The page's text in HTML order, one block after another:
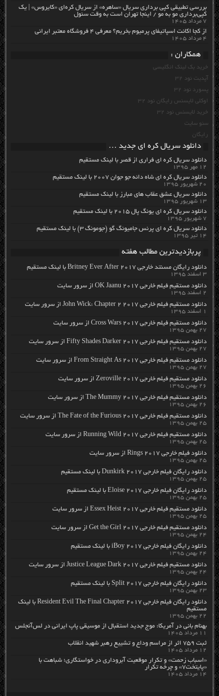
بررسی تطبیقی کپی برداری سریال «ساهره» از سریال کره‌ای «کایروس» | یک
کپی‌برداری مو به مو / اینجا تهران است به وقت سئول
۷ مرداد ۱۴۰۵
از کجا اکانت اسپاتیفای پرمیوم بخریم؟ معرفی ۴ فروشگاه معتبر ایرانی
۴ مرداد ۱۴۰۵
همکاران :
خرید بک لینک انگلیسی
آپدیت نود 32
پسورد نود 32
اوکلی لایسنس رایگان نود 32
خرید لایسنس نود 32
سئو سایت
رایگان
دانلود سریال کره ای جدید …
دانلود سریال کره ای فراری از قصر با لینک مستقیم
۱۲ مهر ۱۳۹۵
دانلود سریال کره ای شاه دائه جو جوان ۲۰۰۷ با لینک مستقیم
۲۰ شهریور ۱۳۹۵
دانلود سریال عشق عقاب های مبارز با لینک مستقیم
۱۳ شهریور ۱۳۹۵
دانلود سریال کره ای یونگ پال ۲۰۱۵ با لینک مستقیم
۷ شهریور ۱۳۹۵
دانلود سریال کره ای پرنس جامیونگ گو (جومونگ ۳) با لینک مستقیم
۱۴ تیر ۱۳۹۵
پربازدیدترین مطالب هفته
دانلود رایگان مسنتد خارجی Britney Ever After 2017 با لینک مستقیم
۳ اسفند ۱۳۹۵
دانلود مستقیم فیلم خارجی OK Jaanu 2017 از سرور سایت
۲ اسفند ۱۳۹۵
دانلود مستقیم فیلم خارجی John Wick: Chapter 2 2017 از سرور سایت
۱ اسفند ۱۳۹۵
دانلود مستقیم فیلم خارجی Cross Wars 2017 از سرور سایت
۲۷ بهمن ۱۳۹۵
دانلود مستقیم فیلم خارجی Fifty Shades Darker 2017 از سرور سایت
۲۷ بهمن ۱۳۹۵
دانلود مستقیم فیلم خارجی From Straight As 2017 از سرور سایت
۲۷ بهمن ۱۳۹۵
دانلود مستقیم فیلم خارجی Zeroville 2017 از سرور سایت
۲۶ بهمن ۱۳۹۵
دانلود مستقیم فیلم خارجی The Mummy 2017 از سرور سایت
۲۶ بهمن ۱۳۹۵
دانلود مستقیم فیلم خارجی The Fate of the Furious 2017 از سرور سایت
۲۵ بهمن ۱۳۹۵
دانلود مستقیم فیلم خارجی Running Wild 2017 از سرور سایت
۲۵ بهمن ۱۳۹۵
دانلود فیلم خارجی Rings 2017 از سرور سایت
۲۵ بهمن ۱۳۹۵
دانلود رایگان فیلم خارجی Dunkirk 2017 با لینک مستقیم
۲۵ بهمن ۱۳۹۵
دانلود رایگان فیلم خارجی Eloise 2017 با لینک مستقیم
۲۵ بهمن ۱۳۹۵
دانلود مستقیم فیلم خارجی Essex Heist 2017 از سرور سایت
۲۵ بهمن ۱۳۹۵
دانلود مستقیم فیلم خارجی Get the Girl 2017 از سرور سایت
۲۴ بهمن ۱۳۹۵
دانلود رایگان فیلم خارجی iBoy 2017 با لینک مستقیم
۲۴ بهمن ۱۳۹۵
دانلود مستقیم فیلم خارجی Justice League Dark 2017 از سرور سایت
۲۴ بهمن ۱۳۹۵
دانلود رایگان فیلم خارجی Split 2017 با لینک مستقیم
۲۳ بهمن ۱۳۹۵
دانلود رایگان فیلم خارجی Resident Evil The Final Chapter 2017 با لینک
مستقیم
۲۲ بهمن ۱۳۹۵
بهنام بانی در آمریکا: موج جدید استقبال از موسیقی پاپ ایرانی در لس‌آنجلس
۱۱ مرداد ۱۴۰۵
ثبت ۷۵۹ اثر از مراسم وداع و تشییع رهبر شهید انقلاب
۱۲ مرداد ۱۴۰۵
«اسباب زحمت» و تکرار موقعیت آبروداری در خواستگاری؛ شباهت با
«پایتخت۷» و چرخه تکرار
۱۴ مرداد ۱۴۰۵